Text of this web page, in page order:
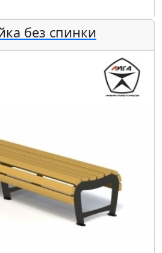
без спинки